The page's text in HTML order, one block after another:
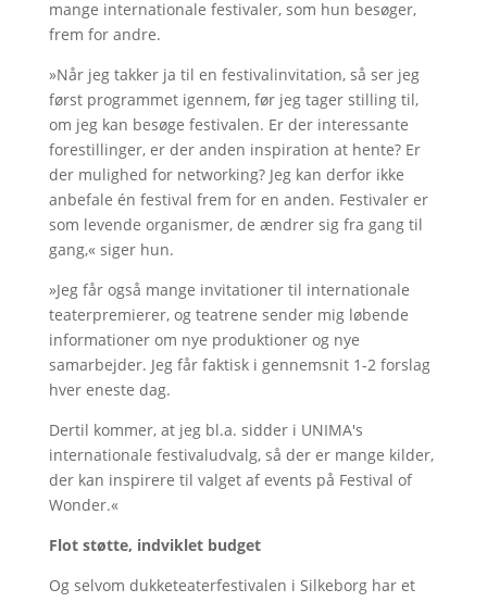
mange internationale festivaler, som hun besøger,
frem for andre.
»Når jeg takker ja til en festivalinvitation, så ser jeg
først programmet igennem, før jeg tager stilling til,
om jeg kan besøge festivalen. Er der interessante
forestillinger, er der anden inspiration at hente? Er
der mulighed for networking? Jeg kan derfor ikke
anbefale én festival frem for en anden. Festivaler er
som levende organismer, de ændrer sig fra gang til
gang,« siger hun.
»Jeg får også mange invitationer til internationale
teaterpremierer, og teatrene sender mig løbende
informationer om nye produktioner og nye
samarbejder. Jeg får faktisk i gennemsnit 1-2 forslag
hver eneste dag.
Dertil kommer, at jeg bl.a. sidder i UNIMA's
internationale festivaludvalg, så der er mange kilder,
der kan inspirere til valget af events på Festival of
Wonder.«
Flot støtte, indviklet budget
Og selvom dukketeaterfestivalen i Silkeborg har et